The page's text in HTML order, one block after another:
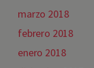
marzo 2018
febrero 2018
enero 2018